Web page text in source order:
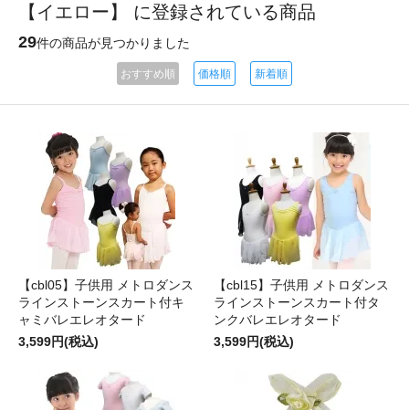
【イエロー】 に登録されている商品
29件の商品が見つかりました
おすすめ順 価格順 新着順
【cbl05】子供用 メトロダンス
ラインストーンスカート付キ
ャミバレエレオタード
3,599円(税込)
【cbl15】子供用 メトロダンス
ラインストーンスカート付タ
ンクバレエレオタード
3,599円(税込)